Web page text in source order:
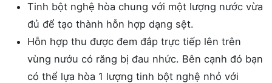
Tinh bột nghệ hòa chung với một lượng nước vừa
đủ để tạo thành hỗn hợp dạng sệt.
Hỗn hợp thu được đem đắp trực tiếp lên trên
vùng nướu có răng bị đau nhức. Bên cạnh đó bạn
có thể lựa hòa 1 lượng tinh bột nghệ nhỏ với